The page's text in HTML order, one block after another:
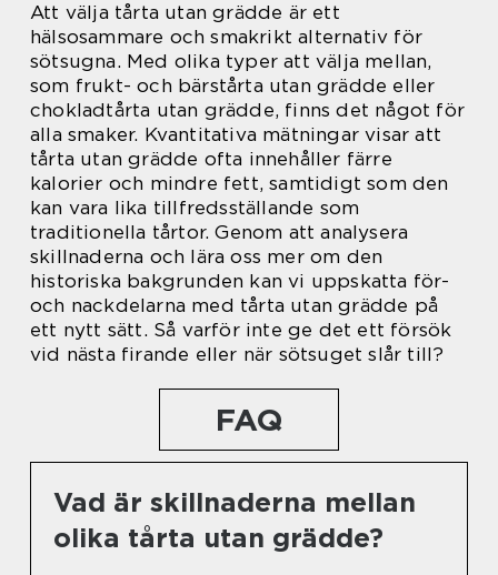
Att välja tårta utan grädde är ett
hälsosammare och smakrikt alternativ för
sötsugna. Med olika typer att välja mellan,
som frukt- och bärstårta utan grädde eller
chokladtårta utan grädde, finns det något för
alla smaker. Kvantitativa mätningar visar att
tårta utan grädde ofta innehåller färre
kalorier och mindre fett, samtidigt som den
kan vara lika tillfredsställande som
traditionella tårtor. Genom att analysera
skillnaderna och lära oss mer om den
historiska bakgrunden kan vi uppskatta för-
och nackdelarna med tårta utan grädde på
ett nytt sätt. Så varför inte ge det ett försök
vid nästa firande eller när sötsuget slår till?
FAQ
Vad är skillnaderna mellan
olika tårta utan grädde?